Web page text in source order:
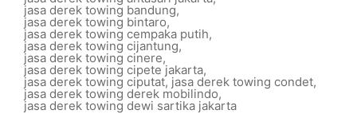
jasa derek towing bandung,
jasa derek towing bintaro,
jasa derek towing cempaka putih,
jasa derek towing cijantung,
jasa derek towing cinere,
jasa derek towing cipete jakarta,
jasa derek towing ciputat, jasa derek towing condet,
jasa derek towing derek mobilindo,
jasa derek towing dewi sartika jakarta